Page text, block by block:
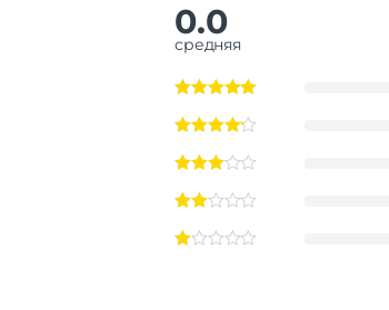
0.0
средняя